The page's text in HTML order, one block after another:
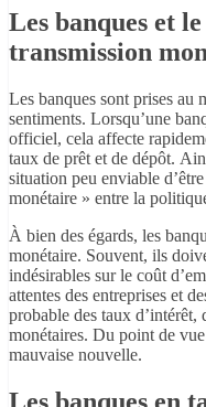
Les banques et
transmission
Les banques sont prises au
sentiments. Lorsqu’une
officiel, cela affecte
taux de prêt et de dépôt.
situation peu enviable
monétaire » entre la
À bien des égards, les
monétaire. Souvent, ils
indésirables sur le coût
attentes des entreprises et
probable des taux d’intérêt,
monétaires. Du point de
mauvaise nouvelle.
Les banques en